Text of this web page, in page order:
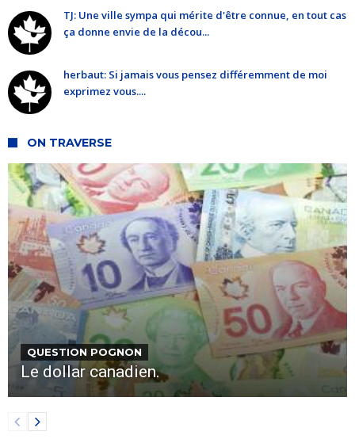
TJ: Une ville sympa qui mérite d'être connue, en tout cas
ça donne envie de la décou...
herbaut: Si jamais vous pensez différemment de moi
exprimez vous....
ON TRAVERSE
QUESTION POGNON
Le dollar canadien.